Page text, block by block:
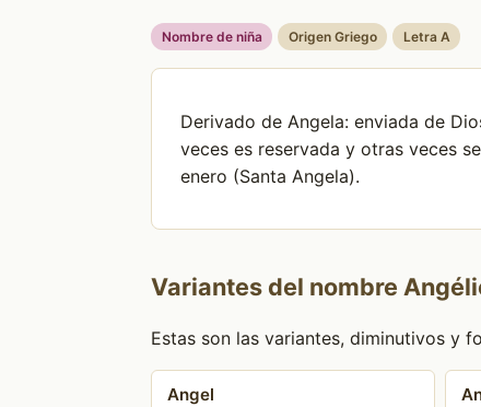
Nombre de niña Origen Griego Letra A
Derivado de Angela: enviada de
veces es reservada y otras veces
enero (Santa Angela).
Variantes del nombre
Estas son las variantes, diminutivos y
Angel